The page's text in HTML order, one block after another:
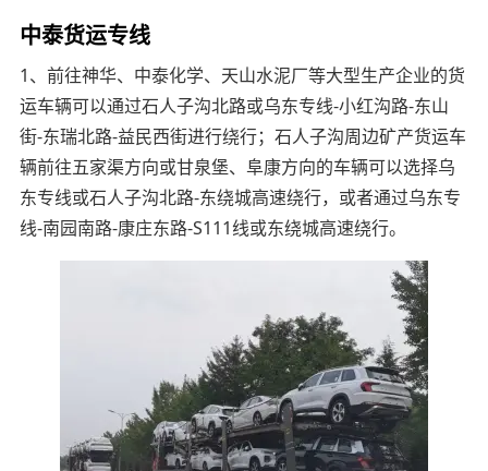
中泰货运专线
1、前往神华、中泰化学、天山水泥厂等大型生产企业的货
运车辆可以通过石人子沟北路或乌东专线-小红沟路-东山
街-东瑞北路-益民西街进行绕行；石人子沟周边矿产货运车
辆前往五家渠方向或甘泉堡、阜康方向的车辆可以选择乌
东专线或石人子沟北路-东绕城高速绕行，或者通过乌东专
线-南园南路-康庄东路-S111线或东绕城高速绕行。